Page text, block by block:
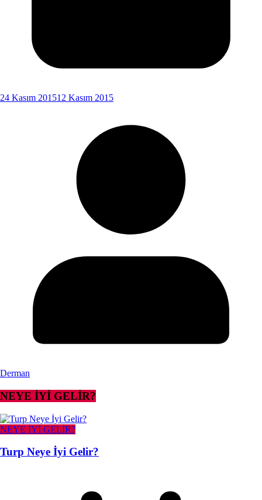
24 Kasım 201512 Kasım 2015
Derman
NEYE İYİ GELİR?
NEYE İYİ GELİR?
Turp Neye İyi Gelir?